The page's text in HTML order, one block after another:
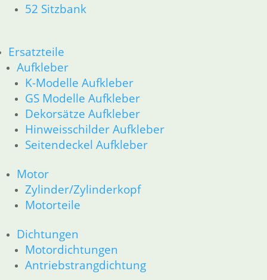
52 Sitzbank
Ersatzteile
Aufkleber
K-Modelle Aufkleber
GS Modelle Aufkleber
Dekorsätze Aufkleber
Hinweisschilder Aufkleber
Seitendeckel Aufkleber
Motor
Zylinder/Zylinderkopf
Motorteile
Dichtungen
Motordichtungen
Antriebstrangdichtung
Ersatzteile
K-Modelle Aufkleber
GS Modelle Aufkleber
Dekorsätze Aufkleber
Hinweisschilder Aufkleber
Seitendeckel Aufkleber
Motor
Motorteile
Dichtungen
Antriebstrangdichtung
Getriebe
Vergaser/Kraftstoff/Tank